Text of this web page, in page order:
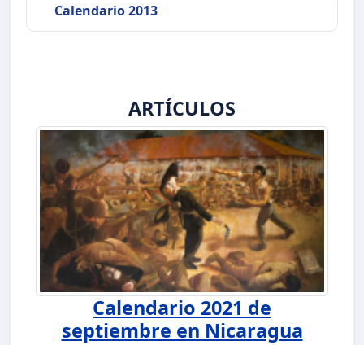
Calendario 2013
ARTÍCULOS
Calendario 2021 de
septiembre en Nicaragua